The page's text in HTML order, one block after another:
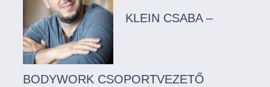
KLEIN CSABA –
BODYWORK CSOPORTVEZETŐ